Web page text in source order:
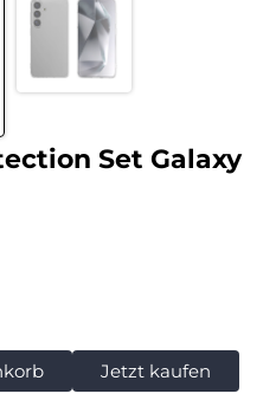
Set Galaxy
Jetzt kaufen